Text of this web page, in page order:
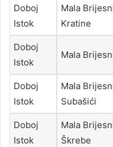
Doboj
Istok
Mala
Kratine
Doboj
Istok
Mala
Doboj
Istok
Mala
Subašići
Doboj
Istok
Mala
Škrebe